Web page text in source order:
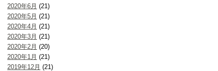
2020年6月 (21)
2020年5月 (21)
2020年4月 (21)
2020年3月 (21)
2020年2月 (20)
2020年1月 (21)
2019年12月 (21)